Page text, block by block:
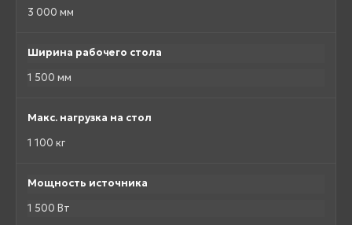
3 000 мм
Ширина рабочего стола
1 500 мм
Макс. нагрузка на стол
1 100 кг
Мощность источника
1 500 Вт